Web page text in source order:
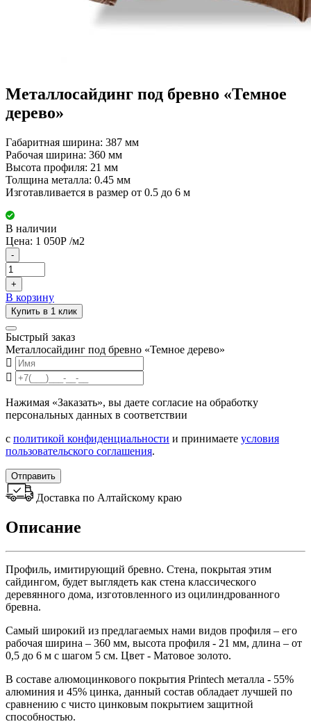
Металлосайдинг под бревно «Темное
дерево»
Габаритная ширина: 387 мм
Рабочая ширина: 360 мм
Высота профиля: 21 мм
Толщина металла: 0.45 мм
Изготавливается в размер от 0.5 до 6 м
В наличии
Цена: 1 050Р /м2
-
+
В корзину
Купить в 1 клик
Быстрый заказ
Металлосайдинг под бревно «Темное дерево»
Нажимая «Заказать», вы даете согласие на обработку
персональных данных в соответствии
с политикой конфиденциальности и принимаете условия
пользовательского соглашения.
Отправить
Доставка по Алтайскому краю
Описание
Профиль, имитирующий бревно. Стена, покрытая этим
сайдингом, будет выглядеть как стена классического
деревянного дома, изготовленного из оцилиндрованного
бревна.
Самый широкий из предлагаемых нами видов профиля – его
рабочая ширина – 360 мм, высота профиля - 21 мм, длина – от
0,5 до 6 м с шагом 5 см. Цвет - Матовое золото.
В составе алюмоцинкового покрытия Printech металла - 55%
алюминия и 45% цинка, данный состав обладает лучшей по
сравнению с чисто цинковым покрытием защитной
способностью.